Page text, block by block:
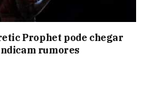
Prophet pode chegar
rumores